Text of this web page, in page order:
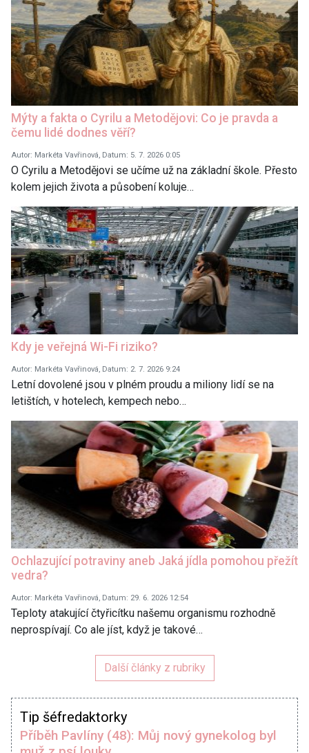
Mýty a fakta o Cyrilu a Metodějovi: Co je pravda a
čemu lidé dodnes věří?
Autor: Markéta Vavřinová, Datum: 5. 7. 2026 0:05
O Cyrilu a Metodějovi se učíme už na základní škole. Přesto
kolem jejich života a působení koluje…
Kdy je veřejná Wi-Fi riziko?
Autor: Markéta Vavřinová, Datum: 2. 7. 2026 9:24
Letní dovolené jsou v plném proudu a miliony lidí se na
letištích, v hotelech, kempech nebo…
Ochlazující potraviny aneb Jaká jídla pomohou přežít
vedra?
Autor: Markéta Vavřinová, Datum: 29. 6. 2026 12:54
Teploty atakující čtyřicítku našemu organismu rozhodně
neprospívají. Co ale jíst, když je takové…
Další články z rubriky
Tip šéfredaktorky
Příběh Pavlíny (48): Můj nový gynekolog byl